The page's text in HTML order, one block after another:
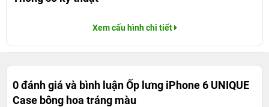
Xem cấu hình chi tiết
0 đánh giá và bình luậnỐp lưng iPhone 6 UNIQUE
Case bông hoa tráng màu